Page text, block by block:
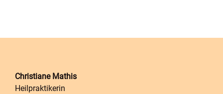
Christiane Mathis
Heilpraktikerin